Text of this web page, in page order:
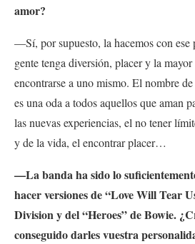
amor?
—Sí, por supuesto, la hacemos con ese
gente tenga diversión, placer y la
encontrarse a uno mismo. El nombre de
es una oda a todos aquellos que aman
las nuevas experiencias, el no tener
y de la vida, el encontrar placer…
—La banda ha sido lo
hacer versiones de “Love Will Tear
Division y del “Heroes” de Bowie.
conseguido darles vuestra